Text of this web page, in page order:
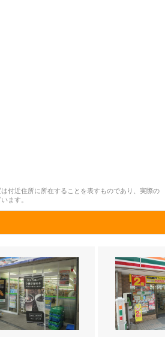
付近住所に所在することを表すものであり、実際の
ます。